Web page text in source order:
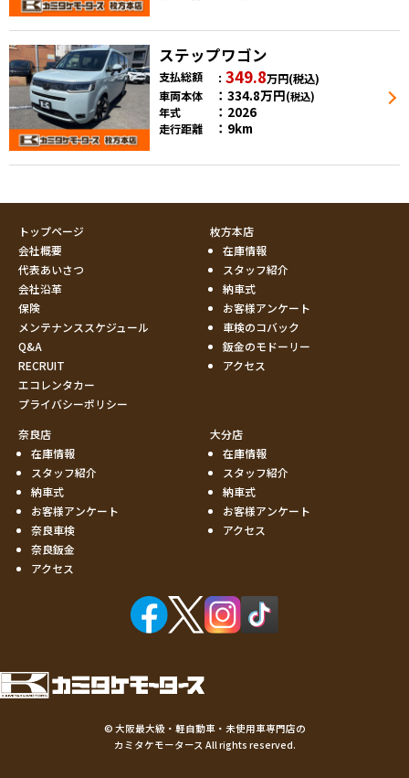
ステップワゴン
支払総額 349.8万円(税込)
車両本体
334.8万円(税込)
年式 2026
走行距離 9km
トップページ
会社概要
代表あいさつ
会社沿革
保険
メンテナンススケジュール
Q&A
RECRUIT
エコレンタカー
プライバシーポリシー
枚方本店
在庫情報
スタッフ紹介
納車式
お客様アンケート
車検のコバック
鈑金のモドーリー
アクセス
奈良店
在庫情報
スタッフ紹介
納車式
お客様アンケート
奈良車検
奈良鈑金
アクセス
大分店
在庫情報
スタッフ紹介
納車式
お客様アンケート
アクセス
© 大阪最大級・軽自動車・未使用車専門店の
カミタケモータース All rights reserved.